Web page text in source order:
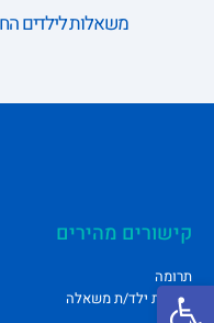
משאלות לילדים
קישורים מהירים
תרומה
הפניית ילד/ת משאלה
פתח סרגל נגישות